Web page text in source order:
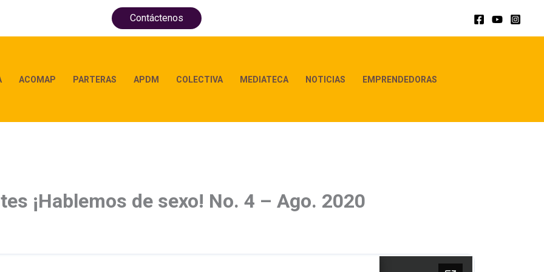
Contáctenos
ACOMAP PARTERAS APDM COLECTIVA MEDIATECA NOTICIAS EMPRENDEDORAS
¡Hablemos de sexo! No. 4 – Ago. 2020